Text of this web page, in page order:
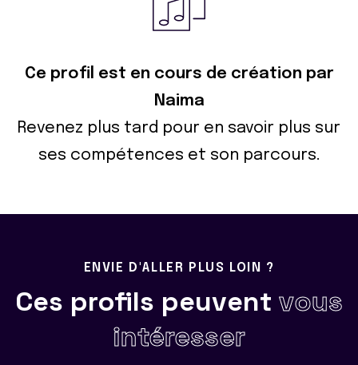
Ce profil est en cours de création par
Naima
Revenez plus tard pour en savoir plus sur
ses compétences et son parcours.
ENVIE D'ALLER PLUS LOIN ?
Ces profils peuvent vous
intéresser